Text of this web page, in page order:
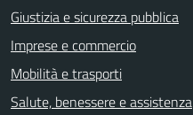
Giustizia e sicurezza pubblica
Imprese e commercio
Mobilità e trasporti
Salute, benessere e assistenza